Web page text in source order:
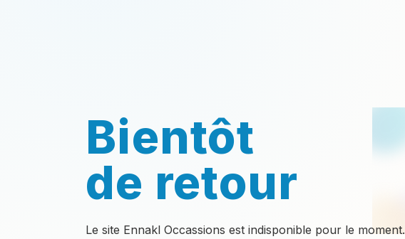
Bientôt
de retour
Le site Ennakl Occassions est indisponible pour le moment.